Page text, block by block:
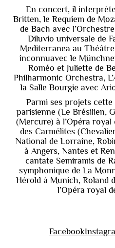
En concert, il
Britten, le Requiem de
de Bach avec
Diluvio universale de
Mediterranea au
inconnuavec le
Roméo et Juliette de
Philharmonic Orchestra,
la Salle Bourgie avec
Parmi ses projets
parisienne (Le Brésilien,
(Mercure) à l’Opéra royal
des Carmélites
National de Lorraine,
à Angers, Nantes et
cantate Semiramis de
symphonique de La
Hérold à Munich, Roland
l’Opéra royal
Facebook